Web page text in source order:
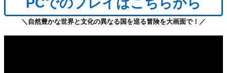
＼自然豊かな世界と文化の異なる国を巡る冒険を大画面で！／